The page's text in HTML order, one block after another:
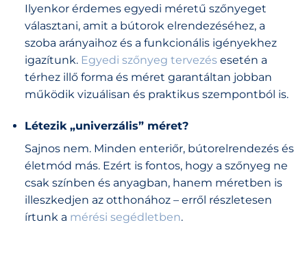
Ilyenkor érdemes egyedi méretű szőnyeget
választani, amit a bútorok elrendezéséhez, a
szoba arányaihoz és a funkcionális igényekhez
igazítunk. Egyedi szőnyeg tervezésesetén a
térhez illő forma és méret garantáltan jobban
működik vizuálisan és praktikus szempontból is.
Létezik „univerzális” méret?
Sajnos nem. Minden enteriőr, bútorelrendezés és
életmód más. Ezért is fontos, hogy a szőnyeg ne
csak színben és anyagban, hanem méretben is
illeszkedjen az otthonához – erről részletesen
írtunk a mérési segédletben.